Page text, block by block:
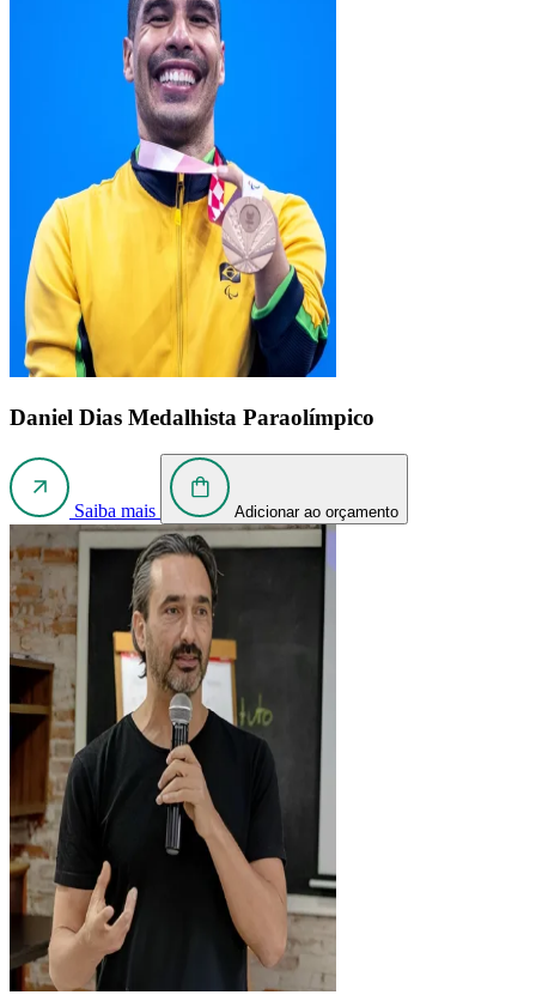
Daniel Dias Medalhista Paraolímpico
Saiba mais Adicionar ao orçamento